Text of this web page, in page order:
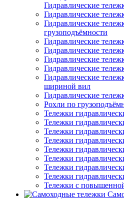
Гидравлические
Гидравлические
Гидравлические
грузоподъёмности
Гидравлические
Гидравлические
Гидравлические
Гидравлические
Гидравлические
шириной вил
Гидравлические
Рохли по
Тележки
Тележки
Тележки
Тележки
Тележки
Тележки
Тележки
Тележки
Тележки с